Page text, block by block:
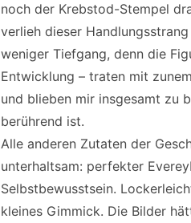
noch der Krebstod-Stempel
verlieh dieser
weniger Tiefgang, denn die
Entwicklung – traten mit
und blieben mir insgesamt zu
berührend ist.
Alle anderen Zutaten der
unterhaltsam: perfekter
Selbstbewusstsein.
kleines Gimmick. Die Bilder